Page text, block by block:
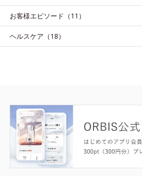
お客様エピソード（11）
ヘルスケア（18）